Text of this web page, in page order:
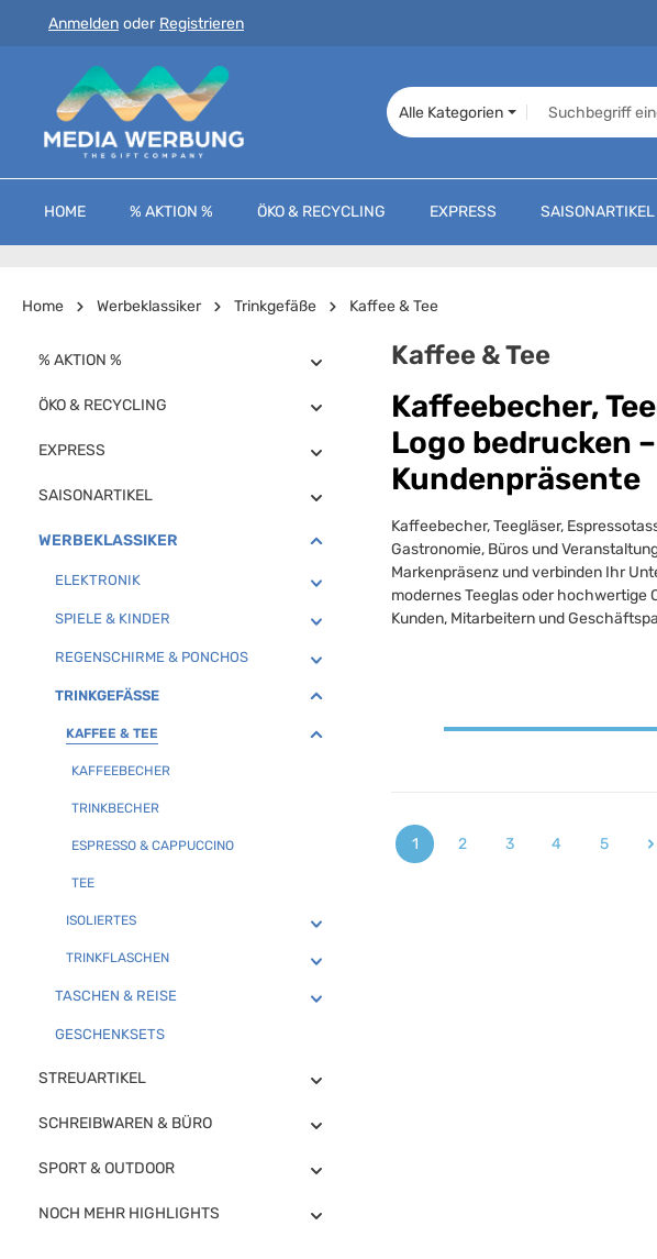
Hauptinhalt springen
Zur Suche springen
Zur Hauptnavigation springen
Anmelden oder Registrieren
Alle Kategorien
HOME % AKTION % ÖKO & RECYCLING EXPRESS SAISONARTIKEL
Home Werbeklassiker Trinkgefäße Kaffee & Tee
% AKTION %
ÖKO & RECYCLING
EXPRESS
SAISONARTIKEL
WERBEKLASSIKER
ELEKTRONIK
SPIELE & KINDER
REGENSCHIRME & PONCHOS
TRINKGEFÄSSE
KAFFEE & TEE
KAFFEEBECHER
TRINKBECHER
ESPRESSO & CAPPUCCINO
TEE
ISOLIERTES
TRINKFLASCHEN
TASCHEN & REISE
GESCHENKSETS
STREUARTIKEL
SCHREIBWAREN & BÜRO
SPORT & OUTDOOR
NOCH MEHR HIGHLIGHTS
Kaffee & Tee
Kaffeebecher,
Logo bedrucken
Kundenpräsente
Kaffeebecher, Teegläser,
Gastronomie, Büros und
Markenpräsenz und verbinden Ihr
modernes Teeglas oder hochwertige
Kunden, Mitarbeitern und
Seite
1
Seite
2
Seite
3
Seite
4
Seite
5